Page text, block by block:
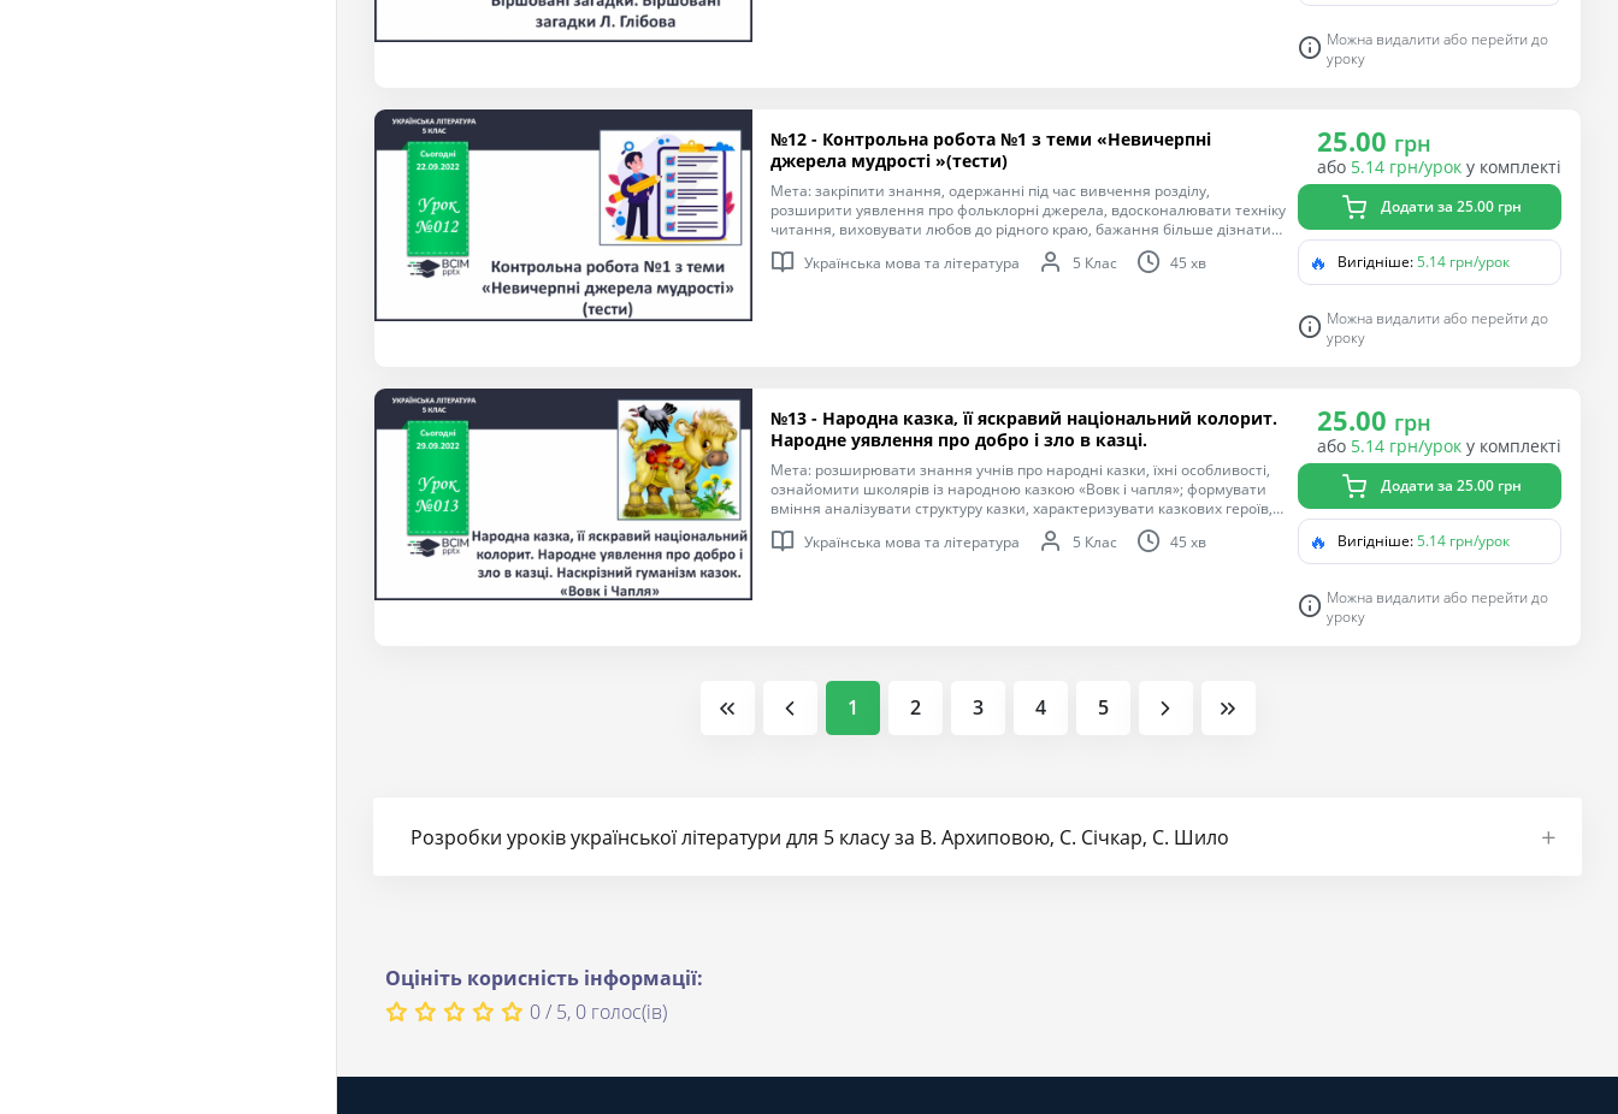
Можна видалити або перейти до
уроку
№12 - Контрольна робота №1 з теми «Невичерпні
джерела мудрості »(тести)
Мета: закріпити знання, одержанні під час вивчення розділу,
розширити уявлення про фольклорні джерела, вдосконалювати техніку
читання, виховувати любов до рідного краю, бажання більше дізнатися
про його історію, культурні традиції.
Українська мова та література 5 Клас 45 хв
25.00 грн
або 5.14 грн/урок у комплекті
Додати за 25.00 грн
🔥 Вигідніше:5.14 грн/урок
Можна видалити або перейти до
уроку
№13 - Народна казка, її яскравий національний колорит.
Народне уявлення про добро і зло в казці.
Мета: розширювати знання учнів про народні казки, їхні особливості,
ознайомити школярів із народною казкою «Вовк і чапля»; формувати
вміння аналізувати структуру казки, характеризувати казкових героїв,
розвивати комунікативні навички; виховувати повагу до знань;
утверджувати думку про обов’язкову перемогу добра над злом;
Українська мова та література 5 Клас 45 хв
25.00 грн
або 5.14 грн/урок у комплекті
Додати за 25.00 грн
🔥 Вигідніше:5.14 грн/урок
Можна видалити або перейти до
уроку
1 2 3 4 5
Розробки уроків української літератури для 5 класу за В. Архиповою, С. Січкар, С. Шило
Оцініть корисність інформації:
0 / 5, 0 голос(ів)